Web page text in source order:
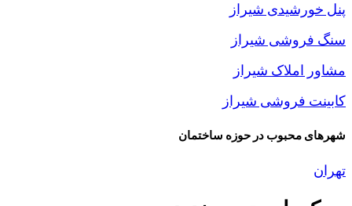
پنل خورشیدی شیراز
سنگ فروشی شیراز
مشاور املاک شیراز
کابینت فروشی شیراز
شهرهای محبوب در حوزه ساختمان
تهران